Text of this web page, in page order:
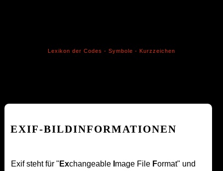
Lexikon der Codes - Symbole - Kurzzeichen
EXIF-BILDINFORMATIONEN
Exif steht für " Exchangeable mage File Format" und